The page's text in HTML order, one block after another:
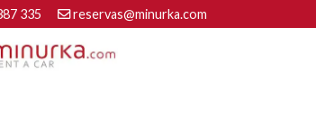
335 reservas@minurka.com